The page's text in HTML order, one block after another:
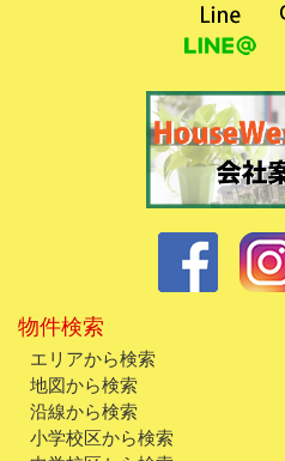
物件検索
エリアから検索
地図から検索
沿線から検索
小学校区から検索